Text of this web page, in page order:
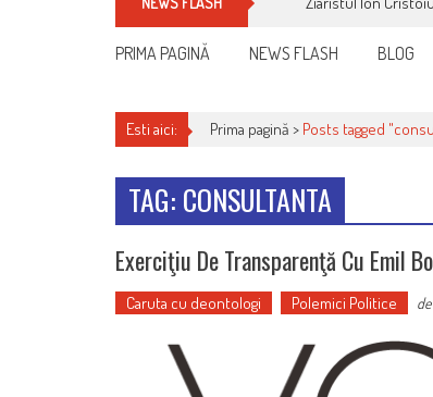
PRIMA PAGINĂ NEWS FLASH BLOG
Esti aici: Prima pagină > Posts tagged
TAG: CONSULTANTA
Exerciţiu De Transparenţă Cu Emil
Caruta cu deontologi Polemici Politice de